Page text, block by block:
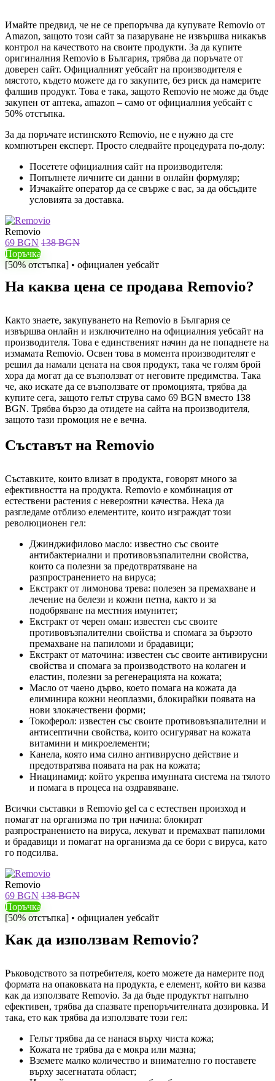
Имайте предвид, че не се препоръчва да купувате Removio от
Amazon, защото този сайт за пазаруване не извършва никакъв
контрол на качеството на своите продукти. За да купите
оригиналния Removio в България, трябва да поръчате от
доверен сайт. Официалният уебсайт на производителя е
мястото, където можете да го закупите, без риск да намерите
фалшив продукт. Това е така, защото Removio не може да бъде
закупен от аптека, amazon – само от официалния уебсайт с
50% отстъпка.
За да поръчате истинското Removio, не е нужно да сте
компютърен експерт. Просто следвайте процедурата по-долу:
Посетете официалния сайт на производителя:
Попълнете личните си данни в онлайн формуляр;
Изчакайте оператор да се свърже с вас, за да обсъдите
условията за доставка.
Removio
69 BGN 138 BGN
Поръчка
[50% отстъпка] • официален уебсайт
На каква цена се продава Removio?
Както знаете, закупуването на Removio в България се
извършва онлайн и изключително на официалния уебсайт на
производителя. Това е единственият начин да не попаднете на
измамата Removio. Освен това в момента производителят е
решил да намали цената на своя продукт, така че голям брой
хора да могат да се възползват от неговите предимства. Така
че, ако искате да се възползвате от промоцията, трябва да
купите сега, защото гелът струва само 69 BGN вместо 138
BGN. Трябва бързо да отидете на сайта на производителя,
защото тази промоция не е вечна.
Съставът на Removio
Съставките, които влизат в продукта, говорят много за
ефективността на продукта. Removio е комбинация от
естествени растения с невероятни качества. Нека да
разгледаме отблизо елементите, които изграждат този
революционен гел:
Джинджифилово масло: известно със своите
антибактериални и противовъзпалителни свойства,
които са полезни за предотвратяване на
разпространението на вируса;
Екстракт от лимонова трева: полезен за премахване и
лечение на белези и кожни петна, както и за
подобряване на местния имунитет;
Екстракт от черен оман: известен със своите
противовъзпалителни свойства и спомага за бързото
премахване на папиломи и брадавици;
Екстракт от маточина: известен със своите антивирусни
свойства и спомага за производството на колаген и
еластин, полезни за регенерацията на кожата;
Масло от чаено дърво, което помага на кожата да
елиминира кожни неоплазми, блокирайки появата на
нови злокачествени форми;
Токоферол: известен със своите противовъзпалителни и
антисептични свойства, които осигуряват на кожата
витамини и микроелементи;
Канела, която има силно антивирусно действие и
предотвратява появата на рак на кожата;
Ниацинамид: който укрепва имунната система на тялото
и помага в процеса на оздравяване.
Всички съставки в Removio gel са с естествен произход и
помагат на организма по три начина: блокират
разпространението на вируса, лекуват и премахват папиломи
и брадавици и помагат на организма да се бори с вируса, като
го подсилва.
Removio
69 BGN 138 BGN
Поръчка
[50% отстъпка] • официален уебсайт
Как да използвам Removio?
Ръководството за потребителя, което можете да намерите под
формата на опаковката на продукта, е елемент, който ви казва
как да използвате Removio. За да бъде продуктът напълно
ефективен, трябва да спазвате препоръчителната дозировка. И
така, ето как трябва да използвате този гел:
Гелът трябва да се нанася върху чиста кожа;
Кожата не трябва да е мокра или мазна;
Вземете малко количество и внимателно го поставете
върху засегнатата област;